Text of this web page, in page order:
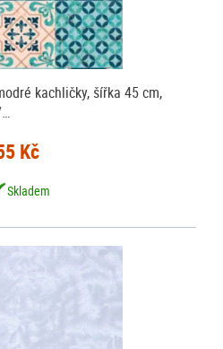
kachličky, šířka 45 cm,
Kč
Skladem